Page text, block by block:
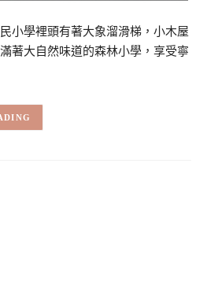
小學裡頭有著大象溜滑梯，小木屋
著大自然味道的森林小學，享受寧